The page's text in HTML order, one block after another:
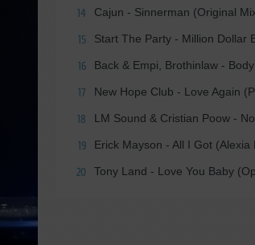
14 Cajun - Sinnerman (Original
15 Start The Party - Million Dollar
16 Back & Empi, Brothinlaw -
17 New Hope Club - Love Again
18 LM Sound & Cristian Poow -
19 Erick Mayson - All I Got (Alexia
20 Tony Land - Love You Baby